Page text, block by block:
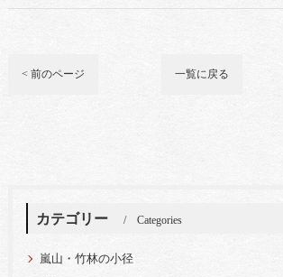
< 前のページ 一覧に戻る
カテゴリー Categories
嵐山・竹林の小径